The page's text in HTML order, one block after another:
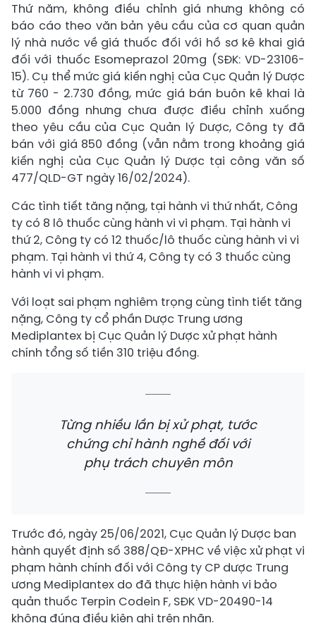
Thứ năm, không điều chỉnh giá nhưng không có
báo cáo theo văn bản yêu cầu của cơ quan quản
lý nhà nước về giá thuốc đối với hồ sơ kê khai giá
đối với thuốc Esomeprazol 20mg (SĐK: VD-23106-
15). Cụ thể mức giá kiến nghị của Cục Quản lý Dược
từ 760 - 2.730 đồng, mức giá bán buôn kê khai là
5.000 đồng nhưng chưa được điều chỉnh xuống
theo yêu cầu của Cục Quản lý Dược, Công ty đã
bán với giá 850 đồng (vẫn nằm trong khoảng giá
kiến nghị của Cục Quản lý Dược tại công văn số
477/QLD-GT ngày 16/02/2024).
Các tình tiết tăng nặng, tại hành vi thứ nhất, Công
ty có 8 lô thuốc cùng hành vi vi phạm. Tại hành vi
thứ 2, Công ty có 12 thuốc/lô thuốc cùng hành vi vi
phạm. Tại hành vi thứ 4, Công ty có 3 thuốc cùng
hành vi vi phạm.
Với loạt sai phạm nghiêm trọng cùng tình tiết tăng
nặng, Công ty cổ phần Dược Trung ương
Mediplantex bị Cục Quản lý Dược xử phạt hành
chính tổng số tiền 310 triệu đồng.
Từng nhiều lần bị xử phạt, tước
chứng chỉ hành nghề đối với
phụ trách chuyên môn
Trước đó, ngày 25/06/2021, Cục Quản lý Dược ban
hành quyết định số 388/QĐ-XPHC về việc xử phạt vi
phạm hành chính đối với Công ty CP dược Trung
ương Mediplantex do đã thực hiện hành vi bảo
quản thuốc Terpin Codein F, SĐK VD-20490-14
không đúng điều kiện ghi trên nhãn.